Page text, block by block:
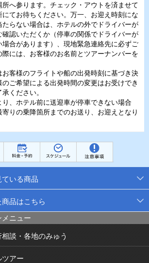
へ参ります。チェック・アウトを済ませて
てお待ちください。万一、お迎え時刻にな
たらない場合は、ホテルの外でドライバーが
認いただくか（停車の関係でドライバーが
合があります）、現地緊急連絡先に必ずご
には、お客様のお名前とツアーナンバーを
客様のフライトや船の出発時刻に基づき決
ご希望による出発時間の変更はお受けでき
ください。
、ホテル前に送迎車が停車できない場合
りの乗降箇所までのお送り、お迎えとなり
いる商品
品はこちら
メニュー
談・各地のみゅう
アー